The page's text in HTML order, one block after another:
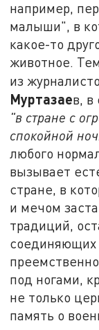
например,
малыши", в
какое-то
животное.
из
Муртазаев, в
"в стране с
спокойной
любого
вызывает
стране, в
и мечом
традиций,
под ногами,
не только
память о